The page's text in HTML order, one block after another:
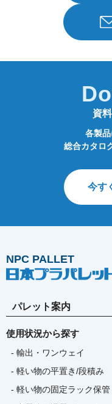
資
各製
総合カタロ
今す
NPC PALLET
パレット案内
使用状況から探す
- 輸出・ワンウェイ
- 軽い物の平置き/段積み
- 軽い物の固定ラック保管